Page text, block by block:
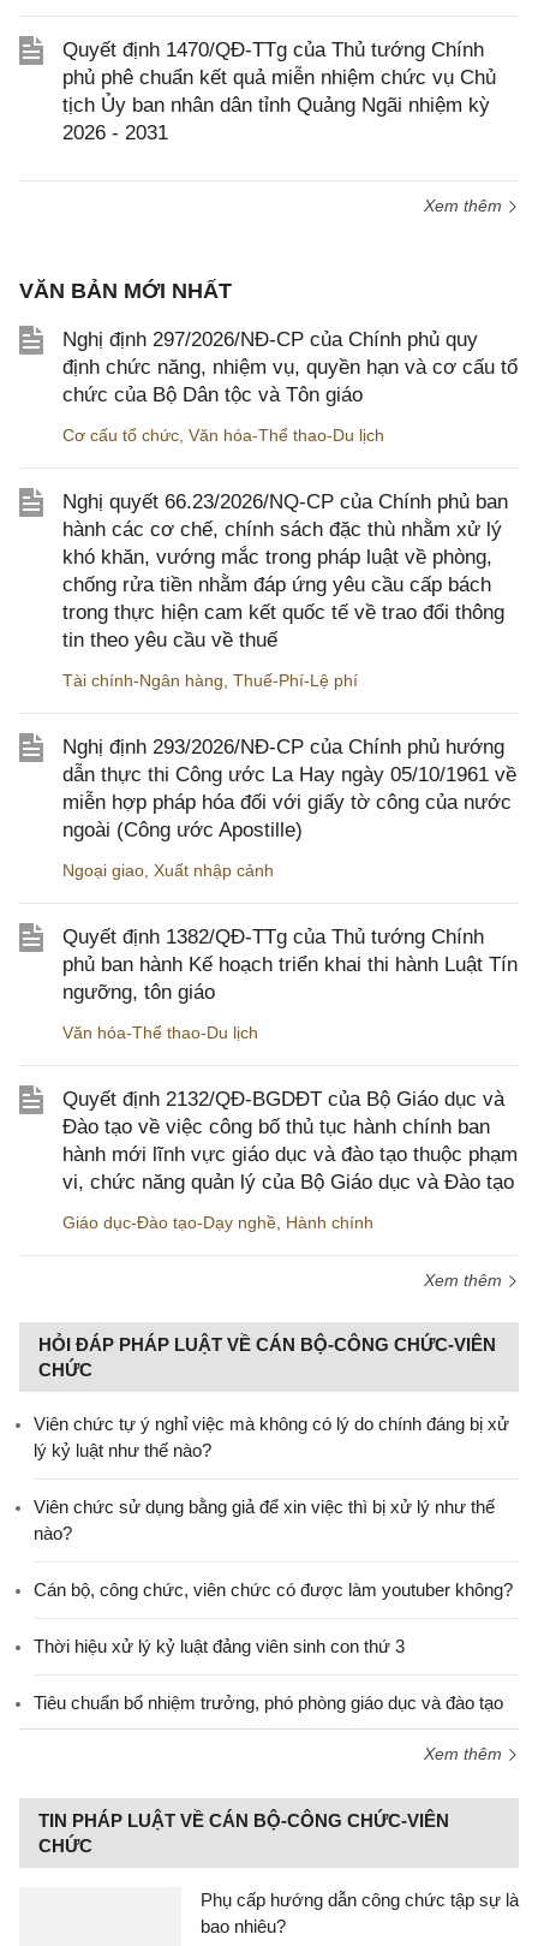
Quyết định 1470/QĐ-TTg của Thủ tướng Chính
phủ phê chuẩn kết quả miễn nhiệm chức vụ Chủ
tịch Ủy ban nhân dân tỉnh Quảng Ngãi nhiệm kỳ
2026 - 2031
Xem thêm
VĂN BẢN MỚI NHẤT
Nghị định 297/2026/NĐ-CP của Chính phủ quy
định chức năng, nhiệm vụ, quyền hạn và cơ cấu tổ
chức của Bộ Dân tộc và Tôn giáo
Cơ cấu tổ chức Văn hóa-Thể thao-Du lịch
Nghị quyết 66.23/2026/NQ-CP của Chính phủ ban
hành các cơ chế, chính sách đặc thù nhằm xử lý
khó khăn, vướng mắc trong pháp luật về phòng,
chống rửa tiền nhằm đáp ứng yêu cầu cấp bách
trong thực hiện cam kết quốc tế về trao đổi thông
tin theo yêu cầu về thuế
Tài chính-Ngân hàng Thuế-Phí-Lệ phí
Nghị định 293/2026/NĐ-CP của Chính phủ hướng
dẫn thực thi Công ước La Hay ngày 05/10/1961 về
miễn hợp pháp hóa đối với giấy tờ công của nước
ngoài (Công ước Apostille)
Ngoại giao Xuất nhập cảnh
Quyết định 1382/QĐ-TTg của Thủ tướng Chính
phủ ban hành Kế hoạch triển khai thi hành Luật Tín
ngưỡng, tôn giáo
Văn hóa-Thể thao-Du lịch
Quyết định 2132/QĐ-BGDĐT của Bộ Giáo dục và
Đào tạo về việc công bố thủ tục hành chính ban
hành mới lĩnh vực giáo dục và đào tạo thuộc phạm
vi, chức năng quản lý của Bộ Giáo dục và Đào tạo
Giáo dục-Đào tạo-Dạy nghề Hành chính
Xem thêm
HỎI ĐÁP PHÁP LUẬT VỀ CÁN BỘ-CÔNG CHỨC-VIÊN
CHỨC
Viên chức tự ý nghỉ việc mà không có lý do chính đáng bị xử
lý kỷ luật như thế nào?
Viên chức sử dụng bằng giả để xin việc thì bị xử lý như thế
nào?
Cán bộ, công chức, viên chức có được làm youtuber không?
Thời hiệu xử lý kỷ luật đảng viên sinh con thứ 3
Tiêu chuẩn bổ nhiệm trưởng, phó phòng giáo dục và đào tạo
Xem thêm
TIN PHÁP LUẬT VỀ CÁN BỘ-CÔNG CHỨC-VIÊN
CHỨC
Phụ cấp hướng dẫn công chức tập sự là
bao nhiêu?